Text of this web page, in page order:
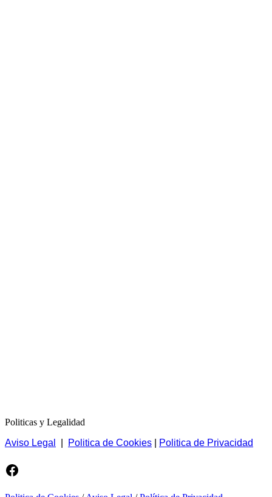
Politicas y Legalidad
Aviso Legal
Politica de Cookies Politica de Privacidad
Facebook